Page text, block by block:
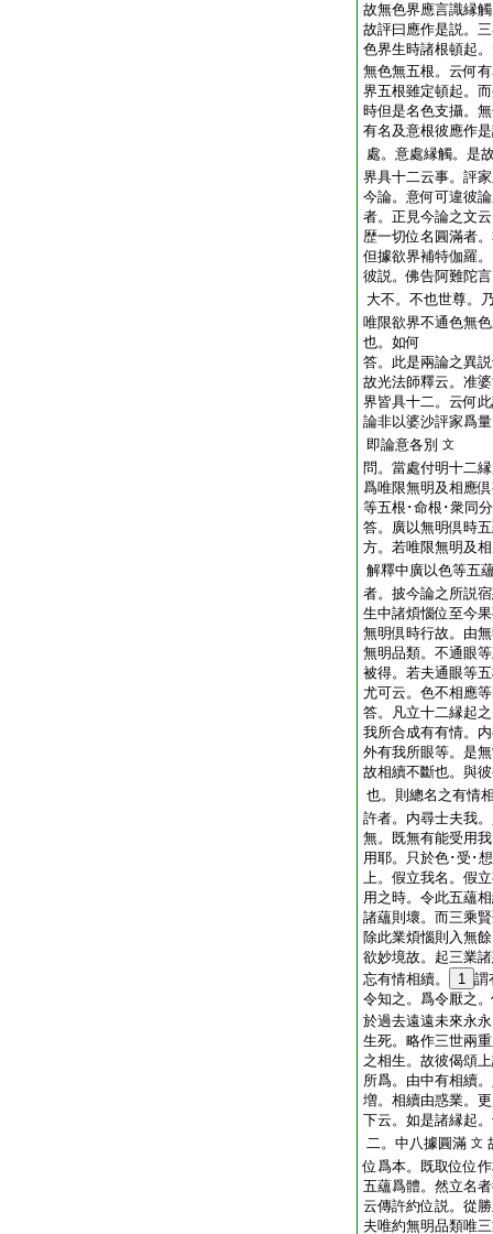
故無色界應言識縁
故評曰應作是説。
色界生時諸根頓起
無色無五根。云何
界五根雖定頓起。
時但是名色支攝。
有名及意根彼應作
處。意處縁觸。是
界具十二云事。評
今論。意何可違彼
者。正見今論之文
歴一切位名圓滿者
但據欲界補特伽羅
彼説。佛告阿難陀
大不。不也世尊。
唯限欲界不通色無
也。如何
答。此是兩論之異
故光法師釋云。准
界皆具十二。云何
論非以婆沙評家爲
即論意各別 文
問。當處付明十二
爲唯限無明及相應
等五根･命根･衆同
答。廣以無明倶時
方。若唯限無明及
解釋中廣以色等五
者。披今論之所説
生中諸煩惱位至今
無明倶時行故。由
無明品類。不通眼
被得。若夫通眼等
尤可云。色不相應
答。凡立十二縁起
我所合成有有情。
外有我所眼等。是
故相續不斷也。與
也。則總名之有情
許者。内尋士夫我
無。既無有能受用
用耶。只於色･受･
上。假立我名。假
用之時。令此五蘊
諸蘊則壞。而三乘
除此業煩惱則入無
欲妙境故。起三業
忘有情相續。
1 謂
令知之。爲令厭之
於過去遠遠未來永
生死。略作三世兩
之相生。故彼偈頌
所爲。由中有相續
増。相續由惑業。
下云。如是諸縁起
二。中八據圓滿 文
位爲本。既取位位
五蘊爲體。然立名
云傳許約位説。從
夫唯約無明品類唯